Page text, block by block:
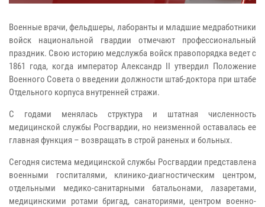
Военные врачи, фельдшеры, лаборанты и младшие медработники
войск национальной гвардии отмечают профессиональный
праздник. Свою историю медслужба войск правопорядка ведет с
1861 года, когда император Александр II утвердил Положение
Военного Совета о введении должности штаб-доктора при штабе
Отдельного корпуса внутренней стражи.
С годами менялась структура и штатная численность
медицинской службы Росгвардии, но неизменной оставалась ее
главная функция – возвращать в строй раненых и больных.
Сегодня система медицинской службы Росгвардии представлена
военными госпиталями, клинико-диагностическим центром,
отдельными медико-санитарными батальонами, лазаретами,
медицинскими ротами бригад, санаториями, центром военно-